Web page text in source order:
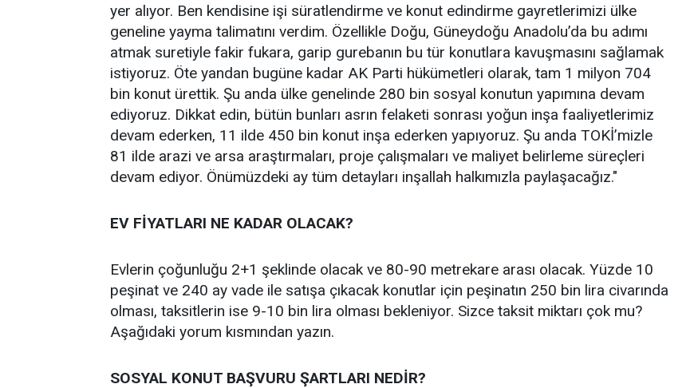
yer alıyor. Ben kendisine işi süratlendirme ve konut edindirme gayretlerimizi ülke
geneline yayma talimatını verdim. Özellikle Doğu, Güneydoğu Anadolu’da bu adımı
atmak suretiyle fakir fukara, garip gurebanın bu tür konutlara kavuşmasını sağlamak
istiyoruz. Öte yandan bugüne kadar AK Parti hükümetleri olarak, tam 1 milyon 704
bin konut ürettik. Şu anda ülke genelinde 280 bin sosyal konutun yapımına devam
ediyoruz. Dikkat edin, bütün bunları asrın felaketi sonrası yoğun inşa faaliyetlerimiz
devam ederken, 11 ilde 450 bin konut inşa ederken yapıyoruz. Şu anda TOKİ’mizle
81 ilde arazi ve arsa araştırmaları, proje çalışmaları ve maliyet belirleme süreçleri
devam ediyor. Önümüzdeki ay tüm detayları inşallah halkımızla paylaşacağız."
EV FİYATLARI NE KADAR OLACAK?
Evlerin çoğunluğu 2+1 şeklinde olacak ve 80-90 metrekare arası olacak. Yüzde 10
peşinat ve 240 ay vade ile satışa çıkacak konutlar için peşinatın 250 bin lira civarında
olması, taksitlerin ise 9-10 bin lira olması bekleniyor. Sizce taksit miktarı çok mu?
Aşağıdaki yorum kısmından yazın.
SOSYAL KONUT BAŞVURU ŞARTLARI NEDİR?